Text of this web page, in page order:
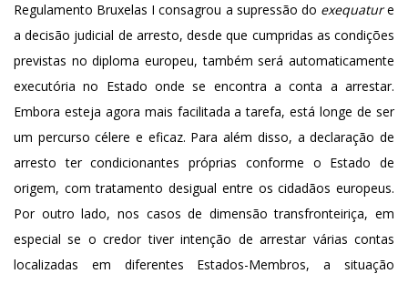
Regulamento Bruxelas I consagrou a supressão do exequature
a decisão judicial de arresto, desde que cumpridas as condições
previstas no diploma europeu, também será automaticamente
executória no Estado onde se encontra a conta a arrestar.
Embora esteja agora mais facilitada a tarefa, está longe de ser
um percurso célere e eficaz. Para além disso, a declaração de
arresto ter condicionantes próprias conforme o Estado de
origem, com tratamento desigual entre os cidadãos europeus.
Por outro lado, nos casos de dimensão transfronteiriça, em
especial se o credor tiver intenção de arrestar várias contas
localizadas em diferentes Estados-Membros, a situação